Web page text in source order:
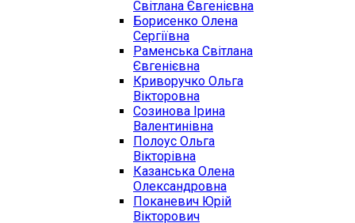
Світлана Євгенієвна
Борисенко Олена
Сергіївна
Раменська Світлана
Євгенієвна
Криворучко Ольга
Вікторовна
Созинова Ірина
Валентинівна
Полоус Ольга
Вікторівна
Казанська Олена
Олександровна
Поканевич Юрій
Вікторович